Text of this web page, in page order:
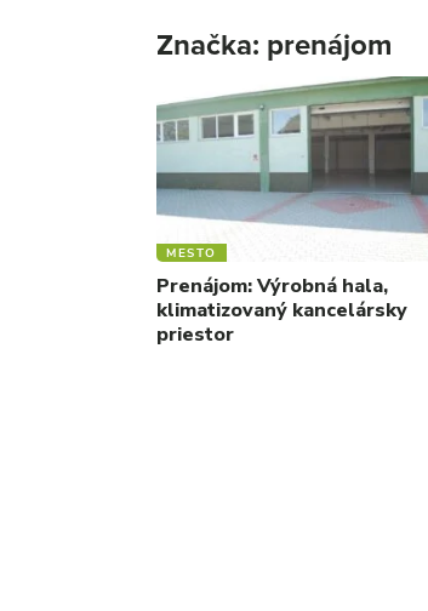
Značka: prenájom
MESTO
Prenájom: Výrobná hala,
klimatizovaný kancelársky
priestor